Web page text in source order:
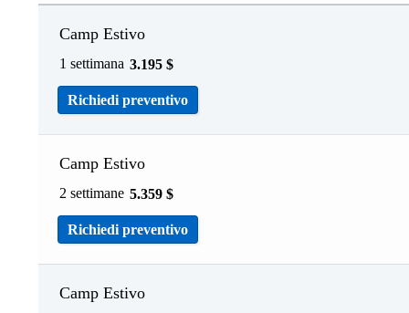
Camp Estivo
1 settimana 3.195 $
Richiedi preventivo
Camp Estivo
2 settimane 5.359 $
Richiedi preventivo
Camp Estivo